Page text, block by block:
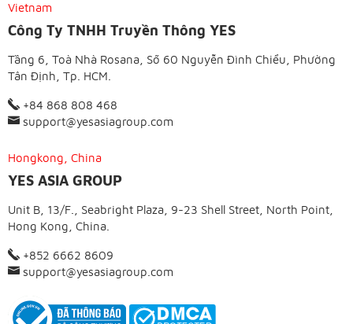
Vietnam
Công Ty TNHH Truyền Thông YES
Tầng 6, Toà Nhà Rosana, Số 60 Nguyễn Đình Chiểu, Phường
Tân Định, Tp. HCM.
+84 868 808 468
support@yesasiagroup.com
Hongkong, China
YES ASIA GROUP
Unit B, 13/F., Seabright Plaza, 9-23 Shell Street, North Point,
Hong Kong, China.
+852 6662 8609
support@yesasiagroup.com